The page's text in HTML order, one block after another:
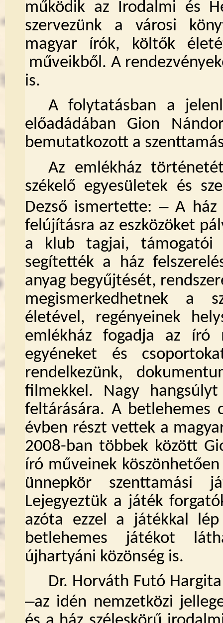
működik az Irodalmi és
szervezünk a városi
magyar írók, költők
műveikből. A
is.
A folytatásban a
előadádában Gion
bemutatkozott a
Az emlékház
székelő egyesületek és
Dezső ismertette:‒A ház
felújításra az eszközöket
a klub tagjai, támogatói
segítették a ház
anyag begyűjtését,
megismerkedhetnek a
életével, regényeinek
emlékház fogadja az író
egyéneket és
rendelkezünk,
filmekkel. Nagy
feltárására. A
évben részt vettek a
2008-ban többek között
író műveinek
ünnepkör szenttamási
Lejegyeztük a játék
azóta ezzel a játékkal
betlehemes játékot
újhartyáni közönség is.
Dr. Horváth Futó
‒az idén nemzetközi